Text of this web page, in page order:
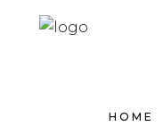
HOME